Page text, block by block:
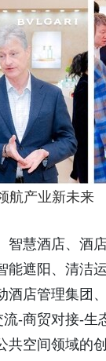
航产业新未来
智慧酒店、酒
遮阳、清洁
店管理集团
-商贸对接-
空间领域的